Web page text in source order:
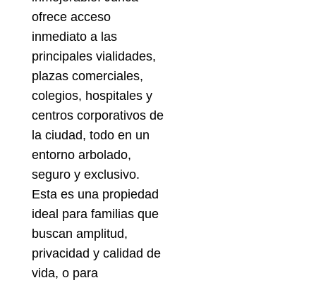
ofrece acceso
inmediato a las
principales vialidades,
plazas comerciales,
colegios, hospitales y
centros corporativos de
la ciudad, todo en un
entorno arbolado,
seguro y exclusivo.
Esta es una propiedad
ideal para familias que
buscan amplitud,
privacidad y calidad de
vida, o para